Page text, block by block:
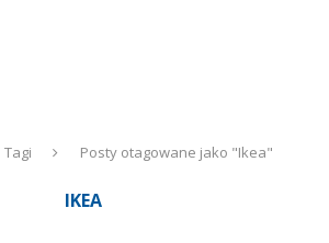
Tagi Posty otagowane jako "Ikea"
IKEA